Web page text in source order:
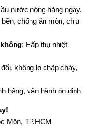
nước nóng hàng ngày.
chống ăn mòn, chịu
: Hấp thụ nhiệt
không lo chập cháy,
hãng, vận hành ổn định.
Môn, TP.HCM